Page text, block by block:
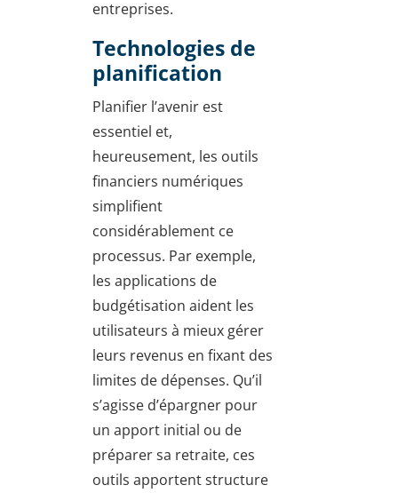
entreprises.
Technologies de
planification
Planifier l’avenir est
essentiel et,
heureusement, les outils
financiers numériques
simplifient
considérablement ce
processus. Par exemple,
les applications de
budgétisation aident les
utilisateurs à mieux gérer
leurs revenus en fixant des
limites de dépenses. Qu’il
s’agisse d’épargner pour
un apport initial ou de
préparer sa retraite, ces
outils apportent structure